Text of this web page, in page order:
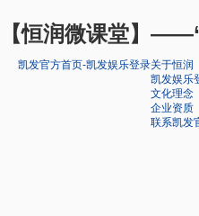
【恒润微课堂】
凯发官方首页-凯发娱乐登录关于恒润
凯发娱乐
文化理念
企业资质
联系凯发